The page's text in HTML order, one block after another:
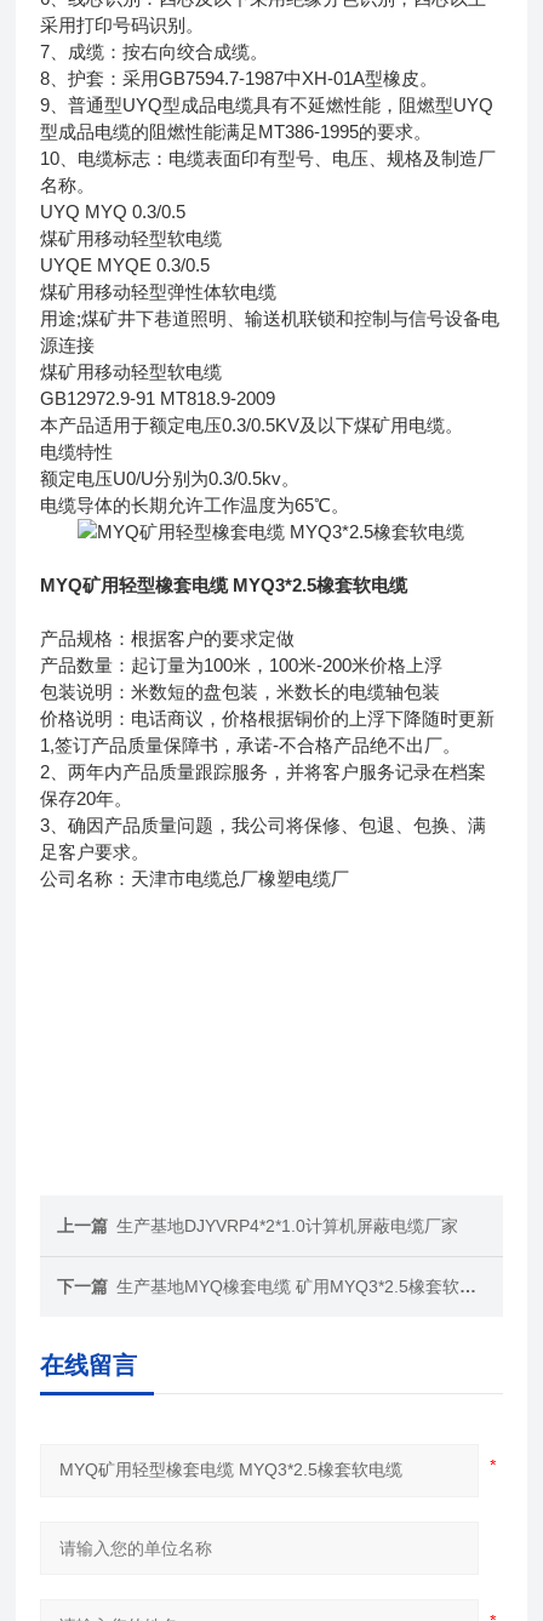
采用打印号码识别。
7、成缆：按右向绞合成缆。
8、护套：采用GB7594.7-1987中XH-01A型橡皮。
9、普通型UYQ型成品电缆具有不延燃性能，阻燃型UYQ
型成品电缆的阻燃性能满足MT386-1995的要求。
10、电缆标志：电缆表面印有型号、电压、规格及制造厂
名称。
UYQ MYQ 0.3/0.5
煤矿用移动轻型软电缆
UYQE MYQE 0.3/0.5
煤矿用移动轻型弹性体软电缆
用途;煤矿井下巷道照明、输送机联锁和控制与信号设备电
源连接
煤矿用移动轻型软电缆
GB12972.9-91 MT818.9-2009
本产品适用于额定电压0.3/0.5KV及以下煤矿用电缆。
电缆特性
额定电压U0/U分别为0.3/0.5kv。
电缆导体的长期允许工作温度为65℃。
MYQ矿用轻型橡套电缆 MYQ3*2.5橡套软电缆
产品规格：根据客户的要求定做
产品数量：起订量为100米，100米-200米价格上浮
包装说明：米数短的盘包装，米数长的电缆轴包装
价格说明：电话商议，价格根据铜价的上浮下降随时更新
1,签订产品质量保障书，承诺-不合格产品绝不出厂。
2、两年内产品质量跟踪服务，并将客户服务记录在档案
保存20年。
3、确因产品质量问题，我公司将保修、包退、包换、满
足客户要求。
公司名称：天津市电缆总厂橡塑电缆厂
上一篇 生产基地DJYVRP4*2*1.0计算机屏蔽电缆厂家
下一篇 生产基地MYQ橡套电缆 矿用MYQ3*2.5橡套软电缆
在线留言